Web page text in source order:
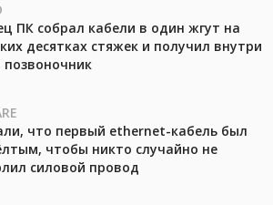
ПК собрал кабели в один жгут на
десятках стяжек и получил внутри
позвоночник
что первый ethernet-кабель был
чтобы никто случайно не
силовой провод